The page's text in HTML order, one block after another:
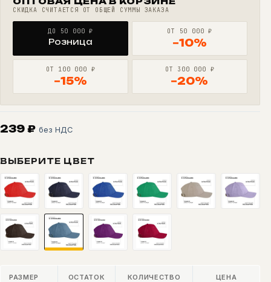
СКИДКА СЧИТАЕТСЯ ОТ ОБЩЕЙ СУММЫ ЗАКАЗА
ДО 50 000 ₽
Розница
ОТ 50 000 ₽
−10%
ОТ 100 000 ₽
−15%
ОТ 300 000 ₽
−20%
239 ₽ без НДС
ВЫБЕРИТЕ ЦВЕТ
РАЗМЕР ОСТАТОК КОЛИЧЕСТВО ЦЕНА